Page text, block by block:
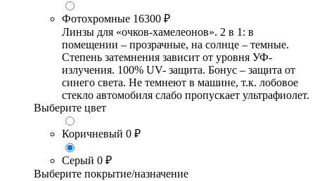
Фотохромные 16300 ₽
Линзы для «очков-хамелеонов». 2 в 1: в
помещении – прозрачные, на солнце – темные.
Степень затемнения зависит от уровня УФ-
излучения. 100% UV- защита. Бонус – защита от
синего света. Не темнеют в машине, т.к. лобовое
стекло автомобиля слабо пропускает ультрафиолет.
Выберите цвет
Коричневый 0 ₽
Серый 0 ₽
Выберите покрытие/назначение